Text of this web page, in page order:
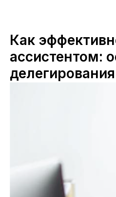
Как
ассистентом:
делегирования